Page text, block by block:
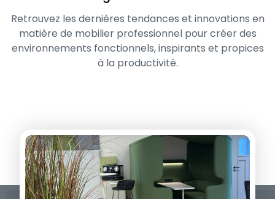
Retrouvez les dernières tendances et innovations en
matière de mobilier professionnel pour créer des
environnements fonctionnels, inspirants et propices
à la productivité.